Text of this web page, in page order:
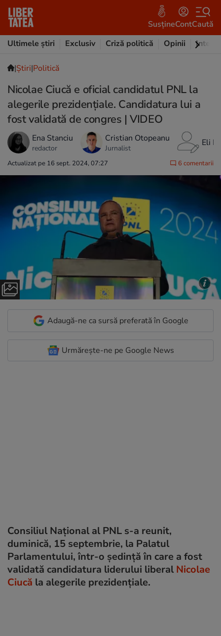
SusțineContCaută
Ultimele știri
Exclusiv Criză politică Opinii
|Ştiri|Politică
Nicolae Ciucă e oficial candidatul PNL la
alegerile prezidențiale. Candidatura lui a
fost validată de congres | VIDEO
Ena Stanciu
redactor
Cristian Otopeanu
Jurnalist Eli
Actualizat pe 16 sept. 2024, 07:27 6 comentarii
Adaugă-ne ca sursă preferată în Google
Urmărește-ne pe Google News
Consiliul Naţional al PNL s-a reunit,
duminică, 15 septembrie, la Palatul
Parlamentului, într-o ședință în care a fost
validată candidatura liderului liberal Nicolae
Ciucă la alegerile prezidenţiale.